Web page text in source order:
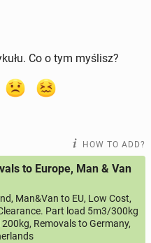
Co o tym myślisz?
HOW TO ADD?
to Europe, Man & Van
Man&Van to EU, Low Cost,
Part load 5m3/300kg
Removals to Germany,